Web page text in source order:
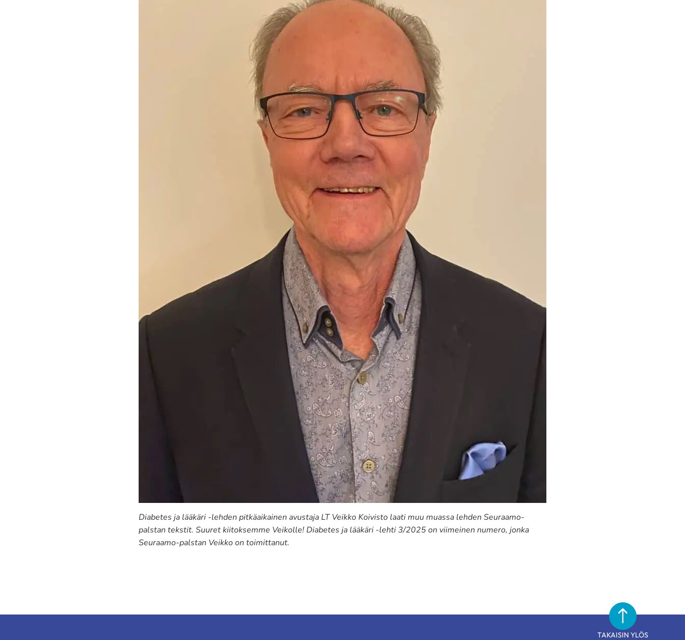
Diabetes ja lääkäri -lehden pitkäaikainen avustaja LT Veikko Koivisto laati muu muassa lehden Seuraamo-
palstan tekstit. Suuret kiitoksemme Veikolle! Diabetes ja lääkäri -lehti 3/2025 on viimeinen numero, jonka
Seuraamo-palstan Veikko on toimittanut.
TAKAISIN YLÖS